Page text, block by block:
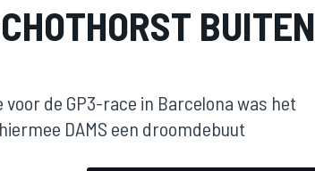
BUITEN
de GP3-race in Barcelona was het
DAMS een droomdebuut